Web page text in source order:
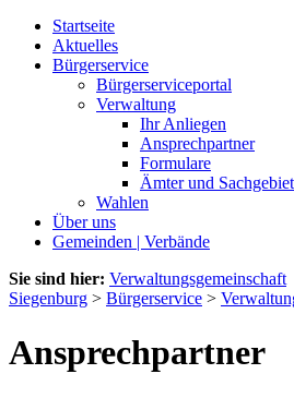
Startseite
Aktuelles
Bürgerservice
Bürgerserviceportal
Verwaltung
Ihr Anliegen
Ansprechpartner
Formulare
Ämter und
Wahlen
Über uns
Gemeinden | Verbände
Sie sind hier: Verwaltungsgemeinschaft
Siegenburg > Bürgerservice >
Ansprechpartner